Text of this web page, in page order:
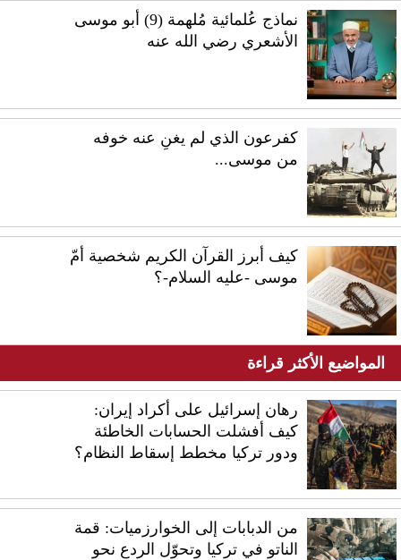
نماذج عُلمائية مُلهمة (9) أبو موسى
الأشعري رضي الله عنه
كفرعون الذي لم يغنِ عنه خوفه
من موسى...
كيف أبرز القرآن الكريم شخصية أمّ
موسى -عليه السلام-؟
المواضيع الأكثر قراءة
رهان إسرائيل على أكراد إيران:
كيف أفشلت الحسابات الخاطئة
ودور تركيا مخطط إسقاط النظام؟
من الدبابات إلى الخوارزميات: قمة
الناتو في تركيا وتحوّل الردع نحو